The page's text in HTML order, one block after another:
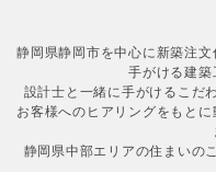
静岡県静岡市を中心に新築注
手がける建築
設計士と一緒に手がけるこだ
お客様へのヒアリングをもと
静岡県中部エリアの住まいの